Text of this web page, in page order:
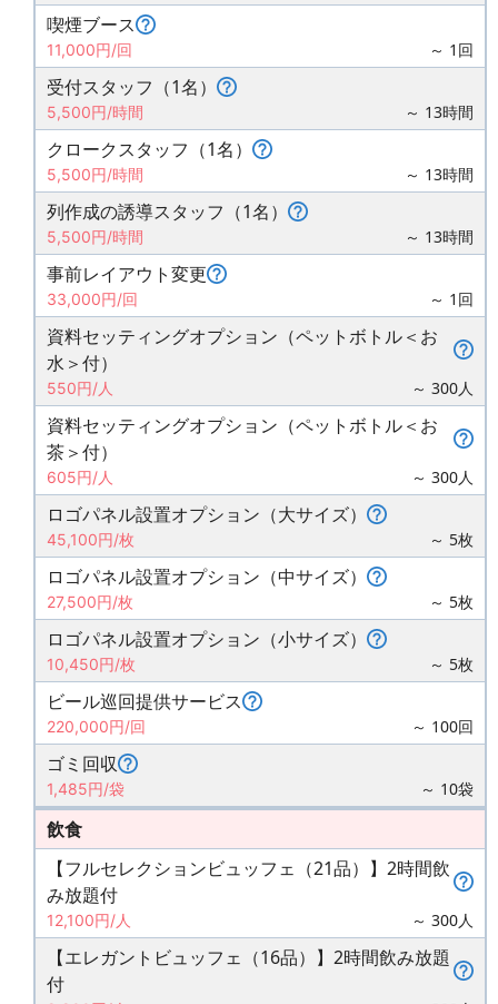
喫煙ブース
11,000円/回 ～ 1回
受付スタッフ（1名）
5,500円/時間 ～ 13時間
クロークスタッフ（1名）
5,500円/時間 ～ 13時間
列作成の誘導スタッフ（1名）
5,500円/時間 ～ 13時間
事前レイアウト変更
33,000円/回 ～ 1回
資料セッティングオプション（ペットボトル＜お
水＞付）
550円/人 ～ 300人
資料セッティングオプション（ペットボトル＜お
茶＞付）
605円/人 ～ 300人
ロゴパネル設置オプション（大サイズ）
45,100円/枚 ～ 5枚
ロゴパネル設置オプション（中サイズ）
27,500円/枚 ～ 5枚
ロゴパネル設置オプション（小サイズ）
10,450円/枚 ～ 5枚
ビール巡回提供サービス
220,000円/回 ～ 100回
ゴミ回収
1,485円/袋 ～ 10袋
飲食
【フルセレクションビュッフェ（21品）】2時間飲
み放題付
12,100円/人 ～ 300人
【エレガントビュッフェ（16品）】2時間飲み放題
付